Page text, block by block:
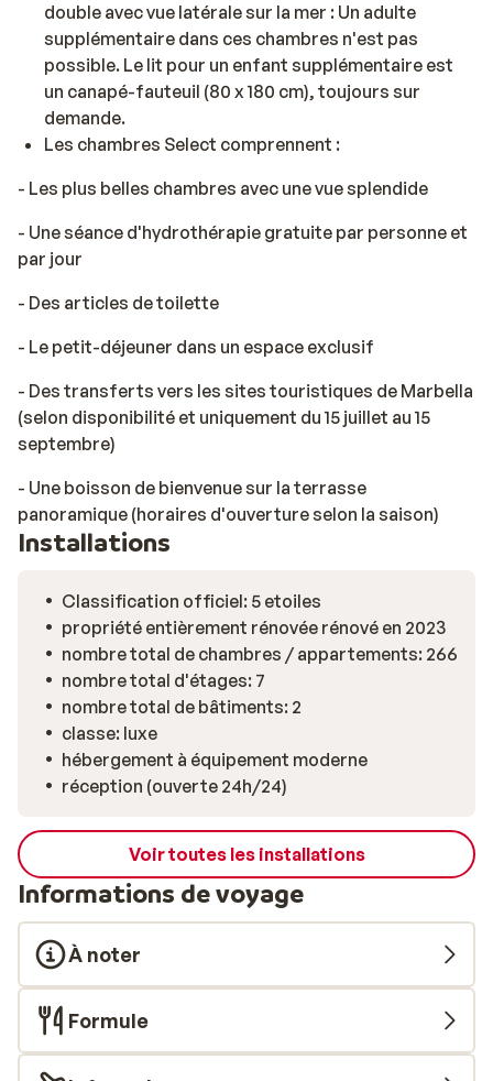
double avec vue latérale sur la mer : Un adulte
supplémentaire dans ces chambres n'est pas
possible. Le lit pour un enfant supplémentaire est
un canapé-fauteuil (80 x 180 cm), toujours sur
demande.
Les chambres Select comprennent :
- Les plus belles chambres avec une vue splendide
- Une séance d'hydrothérapie gratuite par personne et
par jour
- Des articles de toilette
- Le petit-déjeuner dans un espace exclusif
- Des transferts vers les sites touristiques de Marbella
(selon disponibilité et uniquement du 15 juillet au 15
septembre)
- Une boisson de bienvenue sur la terrasse
panoramique (horaires d'ouverture selon la saison)
Installations
Classification officiel: 5 etoiles
propriété entièrement rénovée rénové en 2023
nombre total de chambres / appartements: 266
nombre total d'étages: 7
nombre total de bâtiments: 2
classe: luxe
hébergement à équipement moderne
réception (ouverte 24h/24)
Voir toutes les installations
Informations de voyage
À noter
Formule